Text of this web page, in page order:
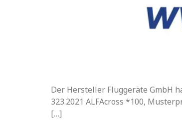
Der Hersteller Fluggeräte GmbH
323.2021 ALFAcross *100,
[…]